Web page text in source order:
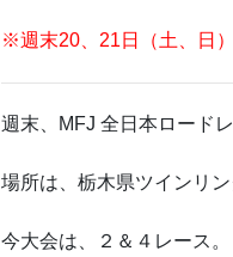
※週末20、21日（土、日
週末、MFJ 全日本ロード
場所は、栃木県ツインリン
今大会は、２＆４レース。